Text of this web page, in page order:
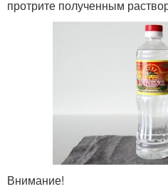
протрите полученным
Внимание!